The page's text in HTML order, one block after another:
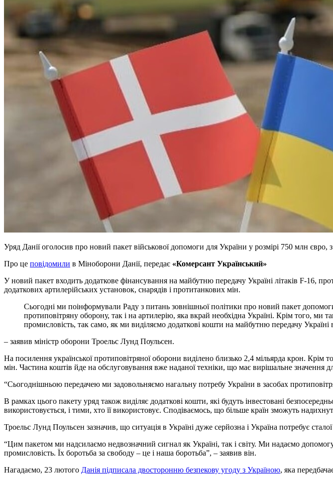
Уряд Данії оголосив про новий пакет військової допомоги для України у розмірі 750 млн
Про це повідомили в Міноборони Данії, передає «Комерсант Український»
У новий пакет входить додаткове фінансування на майбутню передачу Україні літаків F-16,
додаткових артилерійських установок, снарядів і протитанкових мін.
Сьогодні ми поінформували Раду з питань зовнішньої політики про новий пакет
протиповітряну оборону, так і на артилерію, яка вкрай необхідна Україні. Крім того, ми
промисловість, так само, як ми виділяємо додаткові кошти на майбутню передачу
– заявив міністр оборони Троельс Лунд Поульсен.
На посилення української протиповітряної оборони виділено близько 2,4 мільярда крон. Крім
мін. Частина коштів йде на обслуговування вже наданої техніки, що має вирішальне значення
“Сьогоднішньою передачею ми задовольняємо нагальну потребу України в засобах
В рамках цього пакету уряд також виділяє додаткові кошти, які будуть інвестовані
використовується, і тими, хто її використовує. Сподіваємось, що більше країн зможуть
Троельс Лунд Поульсен зазначив, що ситуація в Україні дуже серйозна і Україна потребує
“Цим пакетом ми надсилаємо недвозначний сигнал як Україні, так і світу. Ми надаємо
промисловість. Їх боротьба за свободу – це і наша боротьба”, – заявив він.
Нагадаємо, 23 лютого Данія підписала двосторонню безпекову угоду з Україною, яка